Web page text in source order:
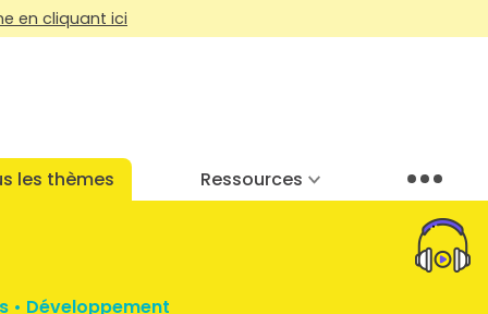
en cliquant ici
les thèmes Ressources Menu
• Développement